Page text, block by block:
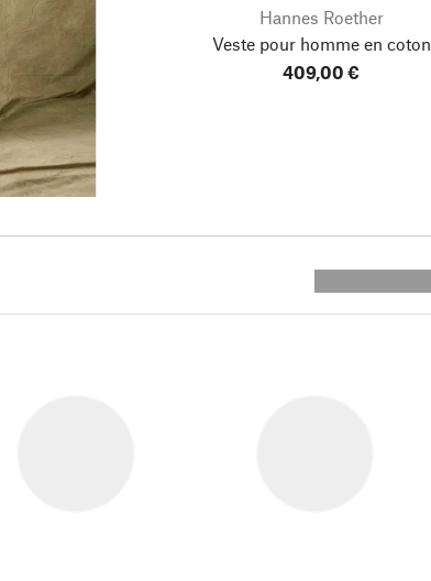
Hannes Roether
Veste pour homme en coton
409,00 €